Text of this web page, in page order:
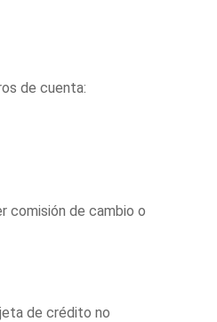
de cuenta:
comisión de cambio o
de crédito no